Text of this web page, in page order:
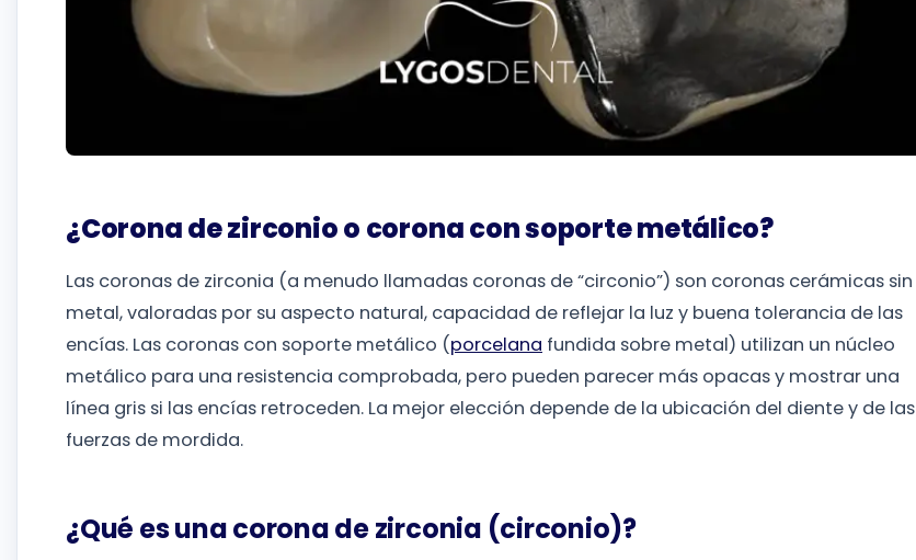
¿Corona de zirconio o corona con soporte metálico?
Las coronas de zirconia (a menudo llamadas coronas de “circonio”) son coronas cerámicas sin
metal, valoradas por su aspecto natural, capacidad de reflejar la luz y buena tolerancia de las
encías. Las coronas con soporte metálico (porcelana fundida sobre metal) utilizan un núcleo
metálico para una resistencia comprobada, pero pueden parecer más opacas y mostrar una
línea gris si las encías retroceden. La mejor elección depende de la ubicación del diente y de las
fuerzas de mordida.
¿Qué es una corona de zirconia (circonio)?